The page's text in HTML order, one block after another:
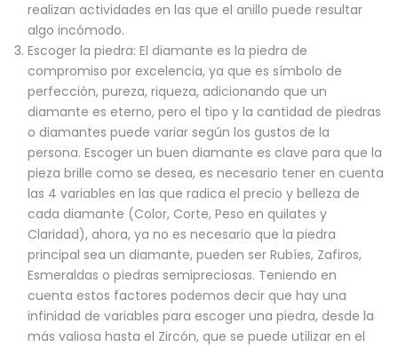
realizan actividades en las que el anillo puede resultar
algo incómodo.
Escoger la piedra: El diamante es la piedra de
compromiso por excelencia, ya que es símbolo de
perfección, pureza, riqueza, adicionando que un
diamante es eterno, pero el tipo y la cantidad de piedras
o diamantes puede variar según los gustos de la
persona. Escoger un buen diamante es clave para que la
pieza brille como se desea, es necesario tener en cuenta
las 4 variables en las que radica el precio y belleza de
cada diamante (Color, Corte, Peso en quilates y
Claridad), ahora, ya no es necesario que la piedra
principal sea un diamante, pueden ser Rubíes, Zafiros,
Esmeraldas o piedras semipreciosas. Teniendo en
cuenta estos factores podemos decir que hay una
infinidad de variables para escoger una piedra, desde la
más valiosa hasta el Zircón, que se puede utilizar en el